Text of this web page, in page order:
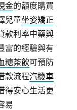
金的額度購買
兒童坐姿矯正
款利率中藥與
富的經驗與有
糖茶飲可預防
款流程汽機車
得安心生活更
易